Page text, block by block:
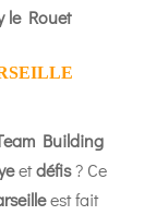
le Rouet
Building
etdéfis? Ce
est fait